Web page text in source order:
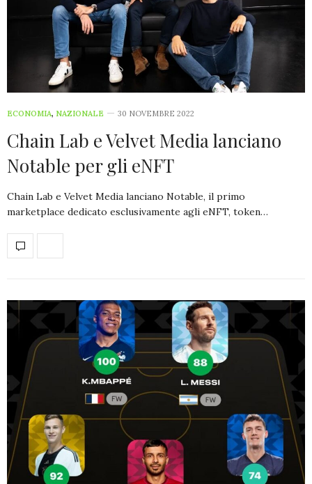
ECONOMIA, NAZIONALE 30 NOVEMBRE 2022
Chain Lab e Velvet Media lanciano
Notable per gli eNFT
Chain Lab e Velvet Media lanciano Notable, il primo
marketplace dedicato esclusivamente agli eNFT, token…